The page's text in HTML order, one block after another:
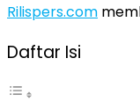
Rilispers.com
Daftar Isi